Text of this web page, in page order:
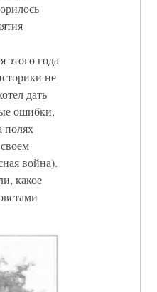
этого года
не
дать
ошибки,
полях
война).
какое